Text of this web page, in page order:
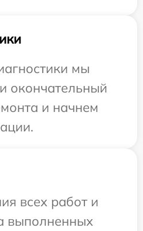
мы
окончательный
и начнем
всех работ и
выполненных